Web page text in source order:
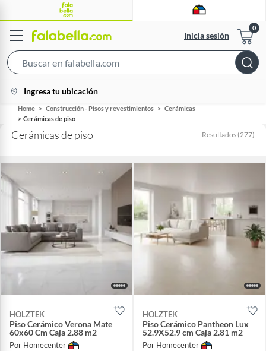
Inicia sesión
Bar
location-
icon
Ingresa tu ubicación
Home Construcción - Pisos y revestimientos
Cerámicas
Cerámicas de piso
Cerámicas de piso Resultados (277)
HOLZTEK
Piso Cerámico Verona Mate
60x60 Cm Caja 2.88 m2
Por Homecenter
HOLZTEK
Piso Cerámico Pantheon Lux
52.9X52.9 cm Caja 2.81 m2
Por Homecenter